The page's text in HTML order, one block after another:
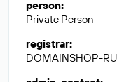
person:
Private Person
registrar:
DOMAINSHOP-RU